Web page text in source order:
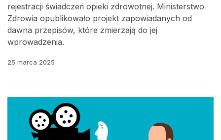
rejestracji świadczeń opieki zdrowotnej. Ministerstwo
Zdrowia opublikowało projekt zapowiadanych od
dawna przepisów, które zmierzają do jej
wprowadzenia.
25 marca 2025